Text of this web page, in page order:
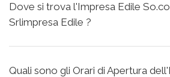
Dove si trova l'Impresa Edile
Srlimpresa Edile ?
Quali sono gli Orari di Apertura